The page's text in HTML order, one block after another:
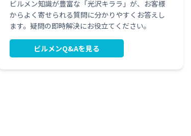
ビルメン知識が豊富な「光沢キララ」が、お客様
からよく寄せられる質問に分かりやすくお答えし
ます。疑問の即時解決にお役立てください。
ビルメンQ&Aを見る